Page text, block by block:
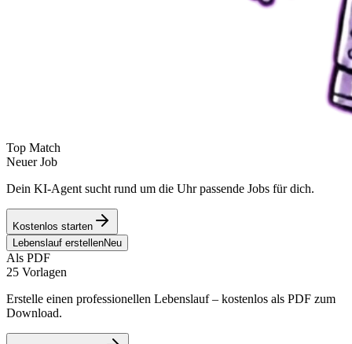
Top Match
Neuer Job
Dein KI-Agent sucht rund um die Uhr passende Jobs für dich.
Kostenlos starten
Lebenslauf erstellenNeu
Als PDF
25 Vorlagen
Erstelle einen professionellen Lebenslauf – kostenlos als PDF zum
Download.